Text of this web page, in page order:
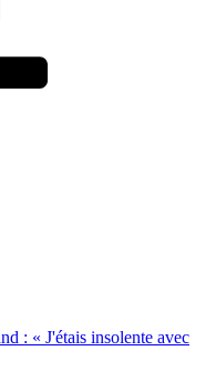
: « J'étais insolente avec